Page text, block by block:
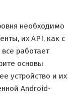
необходимо
их API, как с
работает
основы
устройство и их
Android-